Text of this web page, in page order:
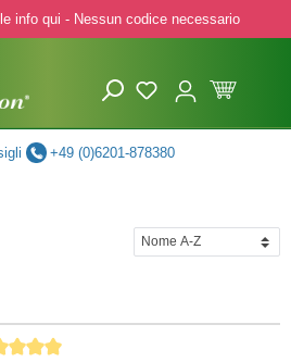
info qui - Nessun codice necessario
+49 (0)6201-878380
rating of 5 out of 5 stars